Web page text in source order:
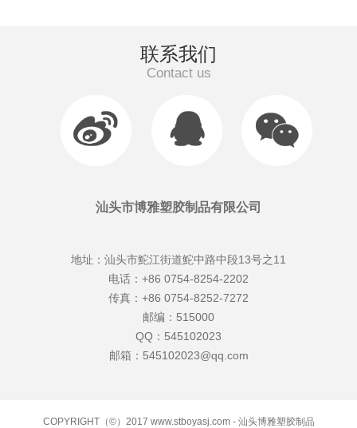
联系我们
Contact us
汕头市博雅塑胶制品有限公司
地址：汕头市鮀江街道鮀中路中段13号之11
电话：+86 0754-8254-2202
传真：+86 0754-8252-7272
邮编：515000
QQ：545102023
邮箱：545102023@qq.com
COPYRIGHT（©）2017 www.stboyasj.com - 汕头博雅塑胶制品